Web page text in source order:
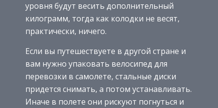
уровня будут весить дополнительный
килограмм, тогда как колодки не весят,
практически, ничего.
Если вы путешествуете в другой стране и
вам нужно упаковать велосипед для
перевозки в самолете, стальные диски
придется снимать, а потом устанавливать.
Иначе в полете они рискуют погнуться и